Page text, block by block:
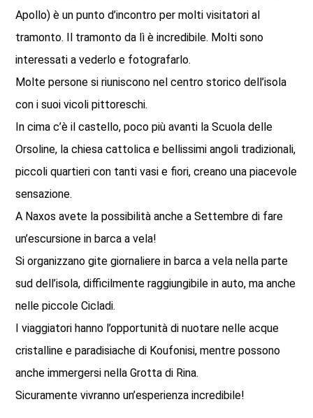
Apollo) è un punto d’incontro per molti visitatori al
tramonto. Il tramonto da lì è incredibile. Molti sono
interessati a vederlo e fotografarlo.
Molte persone si riuniscono nel centro storico dell’isola
con i suoi vicoli pittoreschi.
In cima c’è il castello, poco più avanti la Scuola delle
Orsoline, la chiesa cattolica e bellissimi angoli tradizionali,
piccoli quartieri con tanti vasi e fiori, creano una piacevole
sensazione.
A Naxos avete la possibilità anche a Settembre di fare
un’escursione in barca a vela!
Si organizzano gite giornaliere in barca a vela nella parte
sud dell’isola, difficilmente raggiungibile in auto, ma anche
nelle piccole Cicladi.
I viaggiatori hanno l’opportunità di nuotare nelle acque
cristalline e paradisiache di Koufonisi, mentre possono
anche immergersi nella Grotta di Rina.
Sicuramente vivranno un’esperienza incredibile!